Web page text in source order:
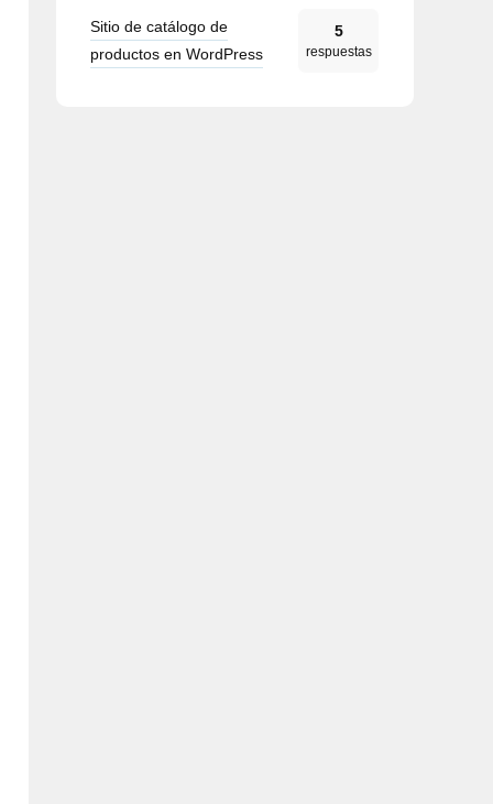
Sitio de catálogo de
productos en WordPress
5
respuestas